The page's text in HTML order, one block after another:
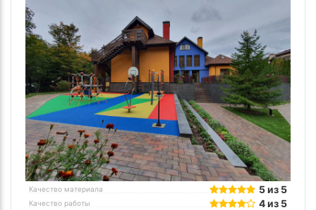
Качество материала 5 из 5
Качество работы 4 из 5